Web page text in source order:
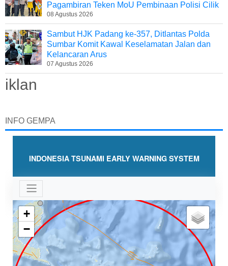
Pagambiran Teken MoU Pembinaan Polisi Cilik
08 Agustus 2026
Sambut HJK Padang ke-357, Ditlantas Polda
Sumbar Komit Kawal Keselamatan Jalan dan
Kelancaran Arus
07 Agustus 2026
iklan
INFO GEMPA